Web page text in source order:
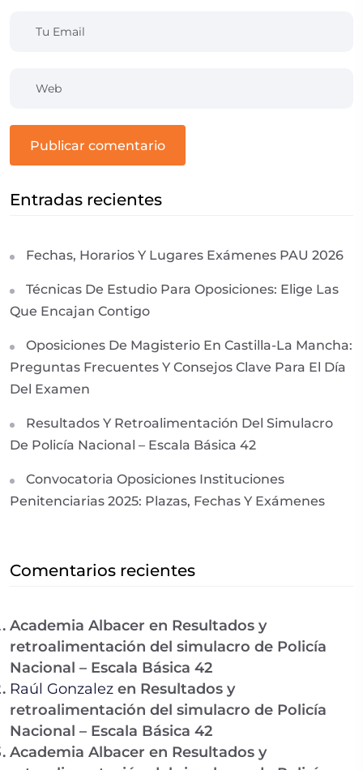
publicar comentario
Entradas recientes
Fechas, Horarios Y Lugares Exámenes PAU 2026
Técnicas De Estudio Para Oposiciones: Elige Las
Que Encajan Contigo
Oposiciones De Magisterio En Castilla-La Mancha:
Preguntas Frecuentes Y Consejos Clave Para El Día
Del Examen
Resultados Y Retroalimentación Del Simulacro
De Policía Nacional – Escala Básica 42
Convocatoria Oposiciones Instituciones
Penitenciarias 2025: Plazas, Fechas Y Exámenes
Comentarios recientes
Academia Albacer en Resultados y
retroalimentación del simulacro de Policía
Nacional – Escala Básica 42
Raúl Gonzalez en Resultados y
retroalimentación del simulacro de Policía
Nacional – Escala Básica 42
Academia Albacer en Resultados y